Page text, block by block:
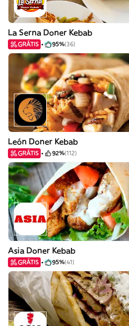
La Serna Doner Kebab
GRÁTIS 95%(36)
León Doner Kebab
GRÁTIS 92%(112)
Asia Doner Kebab
GRÁTIS 95%(41)